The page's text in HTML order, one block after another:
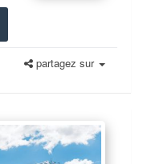
partagez sur